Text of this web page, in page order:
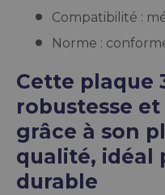
Compatibilité :
Norme :
Cette plaque
robustesse
grâce à son
qualité, idéal
durable